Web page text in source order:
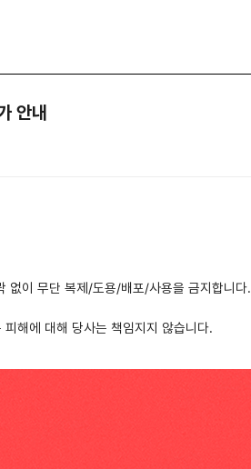
안내
없이 무단 복제/도용/배포/사용을 금지합니다.
해에 대해 당사는 책임지지 않습니다.